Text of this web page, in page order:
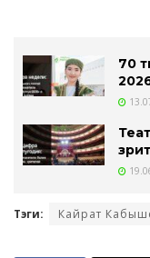
70
Тэги: Кайрат